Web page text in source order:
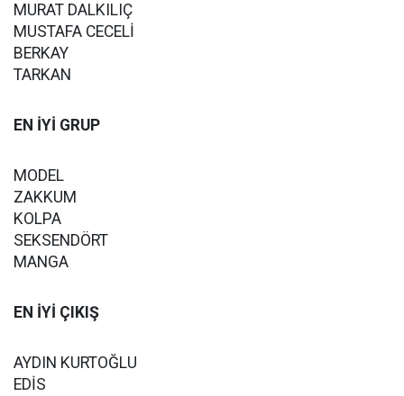
MURAT DALKILIÇ
MUSTAFA CECELİ
BERKAY
TARKAN
EN İYİ GRUP
MODEL
ZAKKUM
KOLPA
SEKSENDÖRT
MANGA
EN İYİ ÇIKIŞ
AYDIN KURTOĞLU
EDİS